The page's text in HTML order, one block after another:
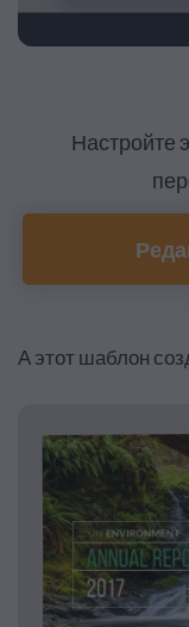
Настройте
А этот шаблон